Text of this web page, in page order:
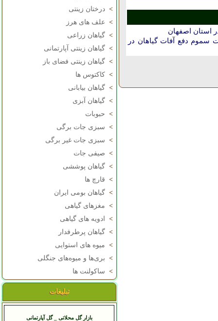
> درختان زینتی
> علف های هرز
> گیاهان زراعی
> گیاهان زینتی آپارتمانی
> گیاهان زینتی فضای باز
> کاکتوس ها
> گیاهان بیابانی
> گیاهان آبزی
> حبوبات
> سبزی جات برگی
> سبزی جات غیر برگی
> صیفی جات
> گیاهان پوششی
> قارچ ها
> گیاهان بومی ایران
> مغزهای گیاهی
>
ادویه های گیاهی
> گیاهان پرطرفدار
> میوه های استوایی
> بری‌ها و میوه‌های جنگلی
> ساکولنت ها
تبلیغات
بازار گل محلاتی _ گل آپارتمانی
استان اصفهان
سموم دفع آفات گیاهان در